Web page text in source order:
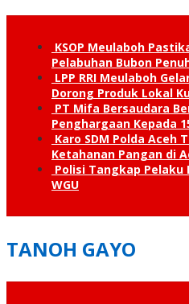
KSOP Meulaboh
Pelabuhan Bubon
LPP RRI Meulaboh
Dorong Produk Lokal
PT Mifa Bersaudara
Penghargaan Kepada
Karo SDM Polda Aceh
Ketahanan Pangan di
Polisi Tangkap Pelaku
WGU
TANOH GAYO